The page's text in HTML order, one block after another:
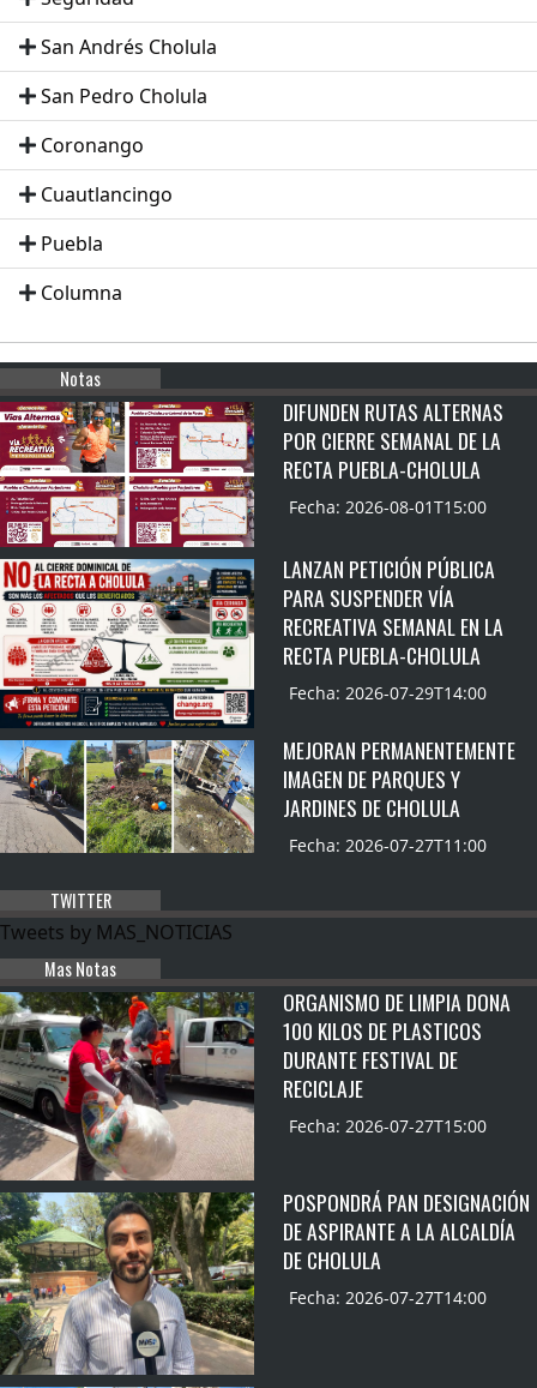
San Andrés Cholula
San Pedro Cholula
Coronango
Cuautlancingo
Puebla
Columna
Notas
DIFUNDEN RUTAS ALTERNAS
POR CIERRE SEMANAL DE LA
RECTA PUEBLA-CHOLULA
Fecha: 2026-08-01T15:00
LANZAN PETICIÓN PÚBLICA
PARA SUSPENDER VÍA
RECREATIVA SEMANAL EN LA
RECTA PUEBLA-CHOLULA
Fecha: 2026-07-29T14:00
MEJORAN PERMANENTEMENTE
IMAGEN DE PARQUES Y
JARDINES DE CHOLULA
Fecha: 2026-07-27T11:00
TWITTER
Tweets by MAS_NOTICIAS
Mas Notas
ORGANISMO DE LIMPIA DONA
100 KILOS DE PLASTICOS
DURANTE FESTIVAL DE
RECICLAJE
Fecha: 2026-07-27T15:00
POSPONDRÁ PAN DESIGNACIÓN
DE ASPIRANTE A LA ALCALDÍA
DE CHOLULA
Fecha: 2026-07-27T14:00